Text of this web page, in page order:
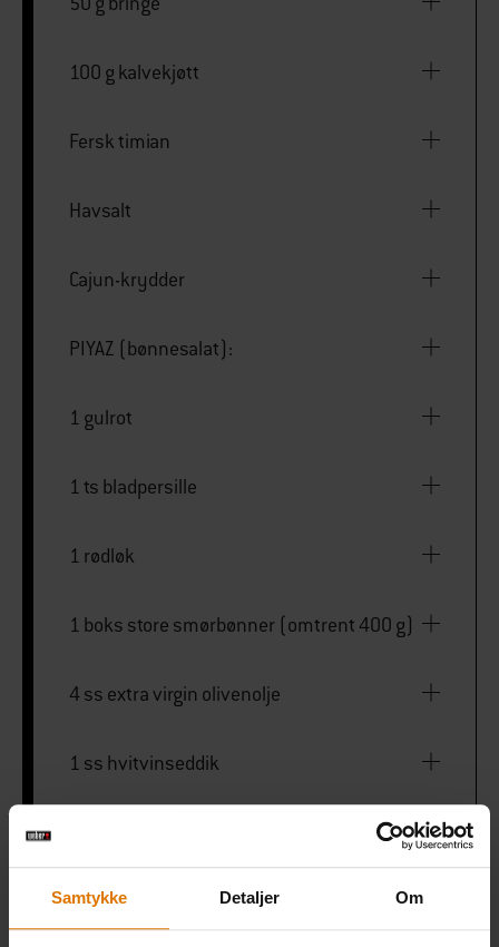
Samtykke Detaljer Om
100 g kalvekjøtt
Fersk timian
Havsalt
Cajun-krydder
PIYAZ (bønnesalat):
1 gulrot
1 ts bladpersille
1 rødløk
1 boks store smørbønner (omtrent 400 g)
4 ss extra virgin olivenolje
1 ss hvitvinseddik
Salt